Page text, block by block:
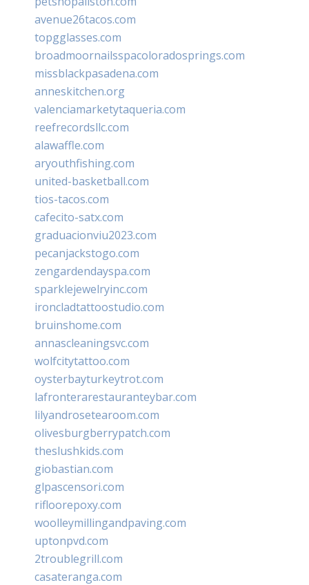
avenue26tacos.com
topgglasses.com
broadmoornailsspacoloradosprings.com
missblackpasadena.com
anneskitchen.org
valenciamarketytaqueria.com
reefrecordsllc.com
alawaffle.com
aryouthfishing.com
united-basketball.com
tios-tacos.com
cafecito-satx.com
graduacionviu2023.com
pecanjackstogo.com
zengardendayspa.com
sparklejewelryinc.com
ironcladtattoostudio.com
bruinshome.com
annascleaningsvc.com
wolfcitytattoo.com
oysterbayturkeytrot.com
lafronterarestauranteybar.com
lilyandrosetearoom.com
olivesburgberrypatch.com
theslushkids.com
giobastian.com
glpascensori.com
rifloorepoxy.com
woolleymillingandpaving.com
uptonpvd.com
2troublegrill.com
casateranga.com